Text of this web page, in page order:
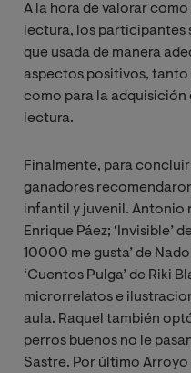
A la hora de valorar
lectura, los participantes
que usada de manera
aspectos positivos, tanto
como para la adquisición
lectura.
Finalmente, para
ganadores
infantil y juvenil. Antonio
Enrique Páez; ‘Invisible’
10000 me gusta’ de
‘Cuentos Pulga’ de Riki
microrrelatos e
aula. Raquel también
perros buenos no le
Sastre. Por último